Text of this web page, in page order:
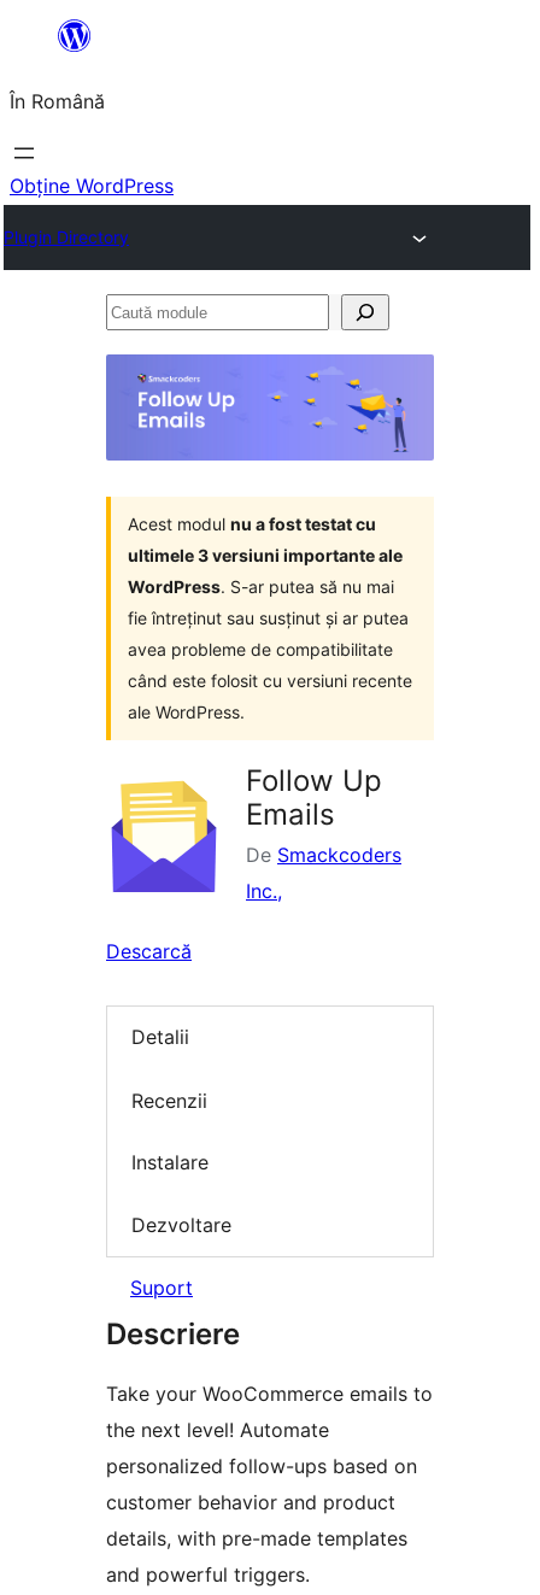
conținut
În Română
Obține WordPress
Plugin Directory
Caută
Acest modul nu a fost testat cu
ultimele 3 versiuni importante ale
WordPress. S-ar putea să nu mai
fie întreținut sau susținut și ar putea
avea probleme de compatibilitate
când este folosit cu versiuni recente
ale WordPress.
Follow Up
Emails
De Smackcoders
Inc.,
Descarcă
Detalii
Recenzii
Instalare
Dezvoltare
Suport
Descriere
Take your WooCommerce emails to
the next level! Automate
personalized follow-ups based on
customer behavior and product
details, with pre-made templates
and powerful triggers.